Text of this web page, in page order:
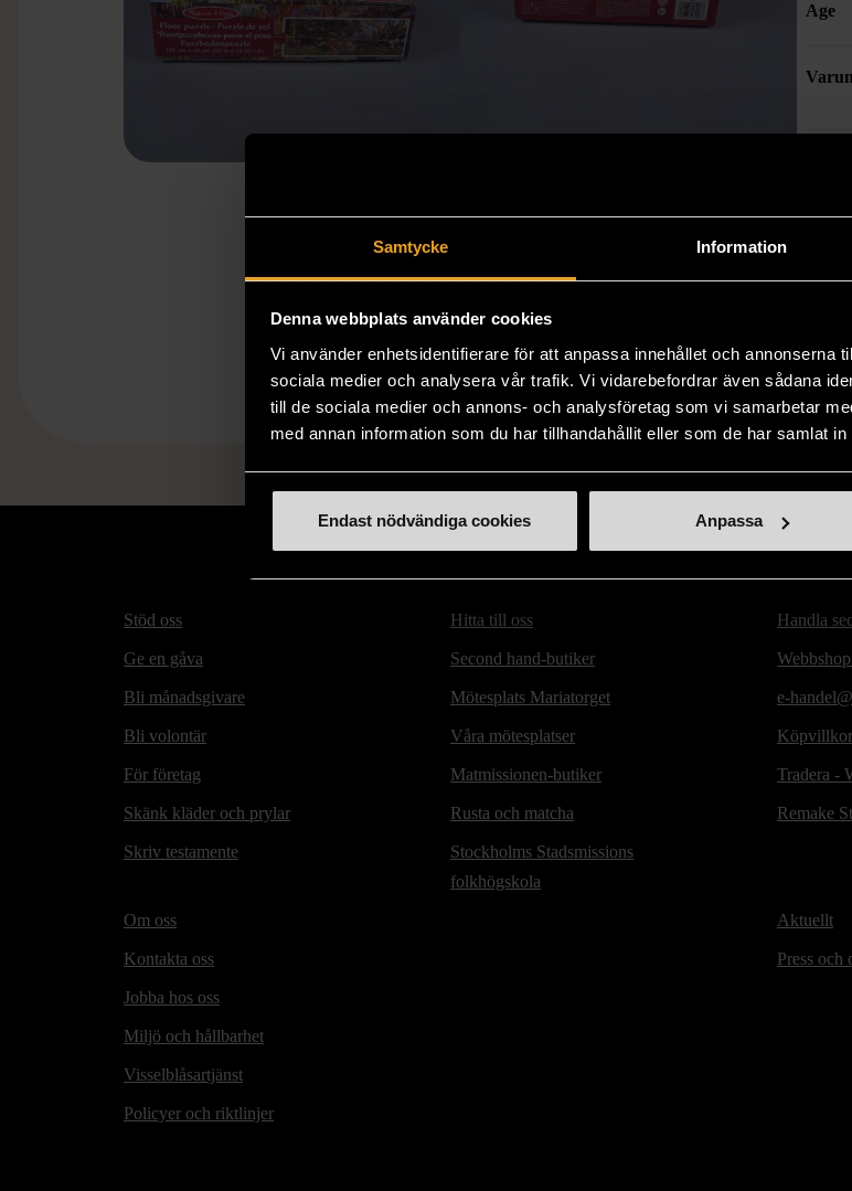
Samtycke Information
Denna webbplats använder cookies
Vi använder enhetsidentifierare för att anpassa innehållet och annonserna
sociala medier och analysera vår trafik. Vi vidarebefordrar även sådana
till de sociala medier och annons- och analysföretag som vi samarbetar
med annan information som du har tillhandahållit eller som de har samlat
Endast nödvändiga cookies Anpassa
Age
Stöd oss
Ge en gåva
Bli månadsgivare
Bli volontär
För företag
Skänk kläder och prylar
Skriv testamente
Hitta till oss
Second hand-butiker
Mötesplats Mariatorget
Våra mötesplatser
Matmissionen-butiker
Rusta och matcha
Stockholms Stadsmissions
folkhögskola
Handla
e-
Tradera -
Remake
Om oss
Kontakta oss
Jobba hos oss
Miljö och hållbarhet
Visselblåsartjänst
Policyer och riktlinjer
Aktuellt
Press och